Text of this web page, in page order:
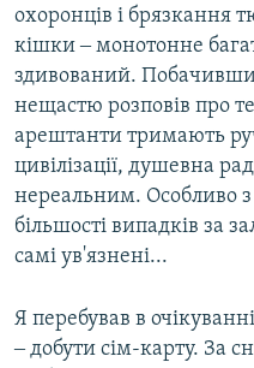
охоронців і брязкання
кішки ‒ монотонне
здивований.
нещастю розповів про
арештанти тримають
цивілізації, душевна
нереальним. Особливо
більшості випадків за
самі ув'язнені...
Я перебував в
‒ добути сім-карту. За